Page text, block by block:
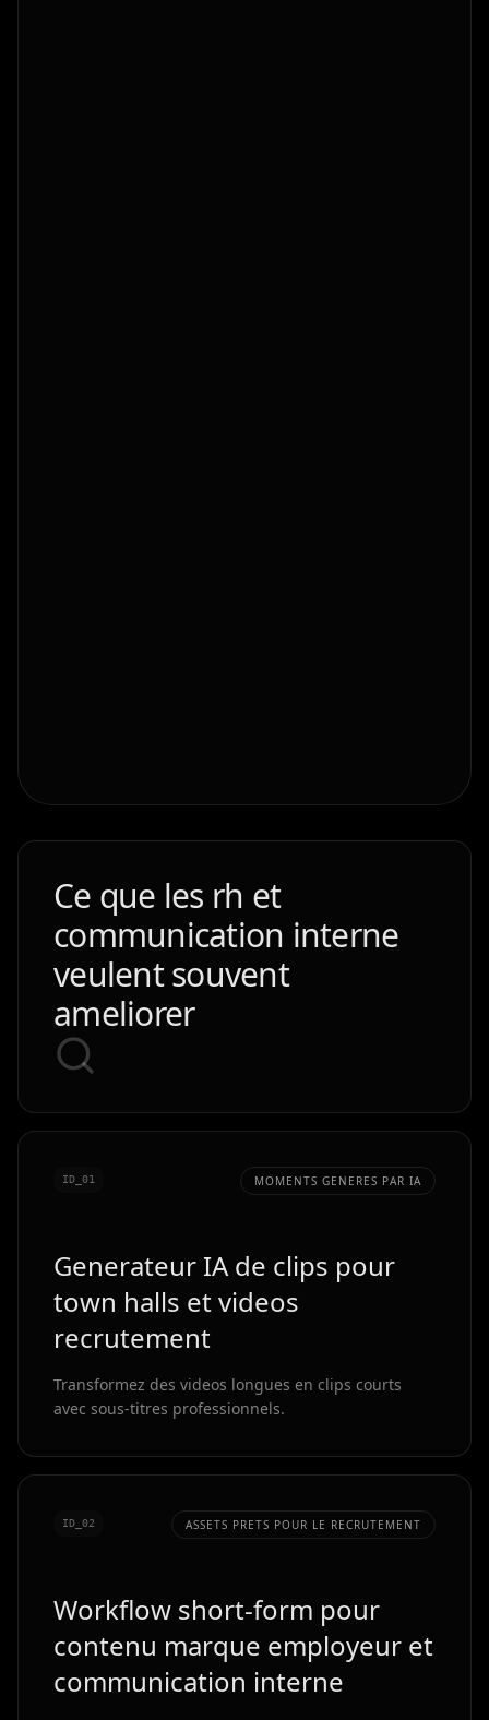
Ce que les rh et
communication interne
veulent souvent
ameliorer
ID_01 MOMENTS GENERES PAR IA
Generateur IA de clips pour
town halls et videos
recrutement
Transformez des videos longues en clips courts
avec sous-titres professionnels.
ID_02 ASSETS PRETS POUR LE RECRUTEMENT
Workflow short-form pour
contenu marque employeur et
communication interne